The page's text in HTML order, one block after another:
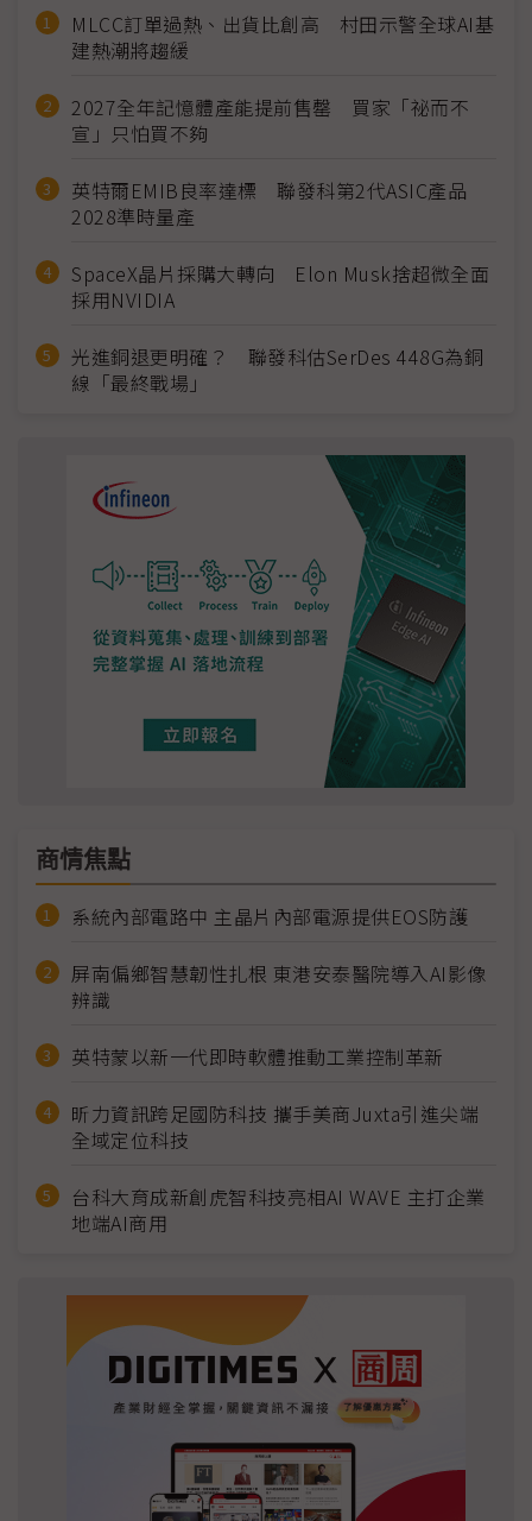
MLCC訂單過熱、出貨比創高 村田示警全球AI基
建熱潮將趨緩
2027全年記憶體產能提前售罄 買家「祕而不
宣」只怕買不夠
英特爾EMIB良率達標 聯發科第2代ASIC產品
2028準時量產
SpaceX晶片採購大轉向 Elon Musk捨超微全面
採用NVIDIA
光進銅退更明確？ 聯發科估SerDes 448G為銅
線「最終戰場」
商情焦點
系統內部電路中 主晶片內部電源提供EOS防護
屏南偏鄉智慧韌性扎根 東港安泰醫院導入AI影像
辨識
英特蒙以新一代即時軟體推動工業控制革新
昕力資訊跨足國防科技 攜手美商Juxta引進尖端
全域定位科技
台科大育成新創虎智科技亮相AI WAVE 主打企業
地端AI商用